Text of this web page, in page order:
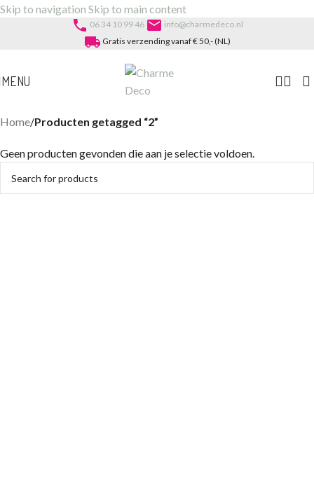
Skip to navigation Skip to main content
phone 06 34 10 99 46 email info@charmedeco.nl
local_shipping Gratis verzending vanaf € 50,- (NL)
MENU
Home/Producten getagged “2”
Geen producten gevonden die aan je selectie voldoen.